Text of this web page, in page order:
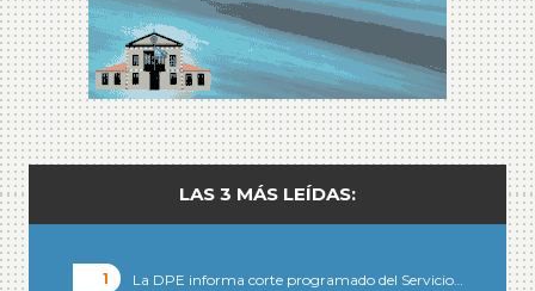
LAS 3 MÁS LEÍDAS:
La DPE informa corte programado del Servicio…